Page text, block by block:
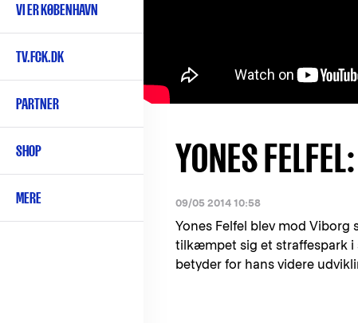
VI ER KØBENHAVN
TV.FCK.DK
PARTNER
SHOP
MERE
YONES
09/05 2014 10:58
Yones Felfel blev mod
tilkæmpet sig et straffespark
betyder for hans videre